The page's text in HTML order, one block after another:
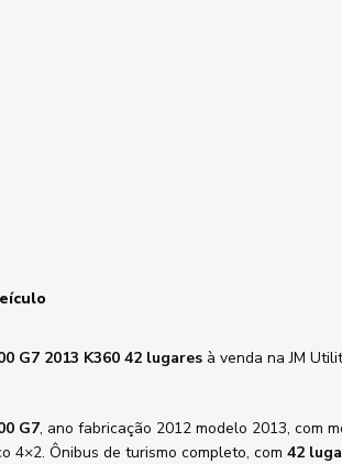
G7 2013 K360 42 lugares à venda na JM
G7, ano fabricação 2012 modelo 2013, com
4×2. Ônibus de turismo completo, com 42